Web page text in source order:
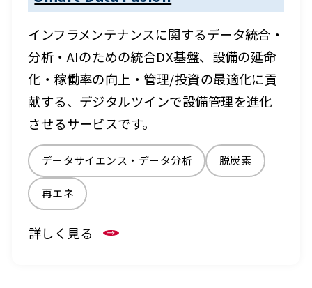
インフラメンテナンスに関するデータ統合・
分析・AIのための統合DX基盤、設備の延命
化・稼働率の向上・管理/投資の最適化に貢
献する、デジタルツインで設備管理を進化
させるサービスです。
データサイエンス・データ分析 脱炭素
再エネ
詳しく見る